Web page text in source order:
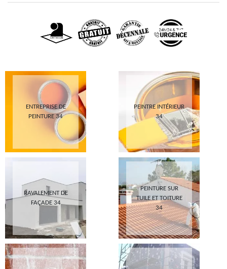
ENTREPRISE DE
PEINTURE 34
PEINTRE INTÉRIEUR
34
RAVALEMENT DE
FAÇADE 34
PEINTURE SUR
TUILE ET TOITURE
34